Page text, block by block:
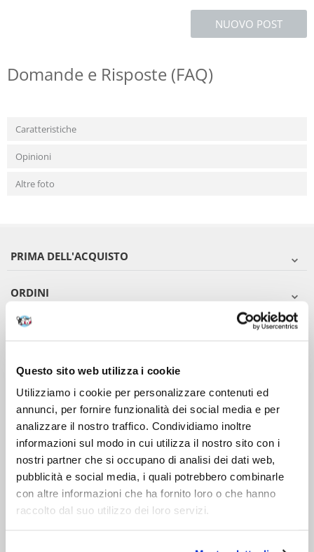
Questo sito web utilizza i cookie
Utilizziamo i cookie per personalizzare contenuti ed
annunci, per fornire funzionalità dei social media e per
analizzare il nostro traffico. Condividiamo inoltre
informazioni sul modo in cui utilizza il nostro sito con i
nostri partner che si occupano di analisi dei dati web,
pubblicità e social media, i quali potrebbero combinarle
con altre informazioni che ha fornito loro o che hanno
raccolto dal suo utilizzo dei loro servizi.
NUOVO POST
Domande e Risposte (FAQ)
Caratteristiche
Opinioni
Altre foto
PRIMA DELL'ACQUISTO
ORDINI
DOPO L'ACQUISTO
VIENI A CONOSCERCI